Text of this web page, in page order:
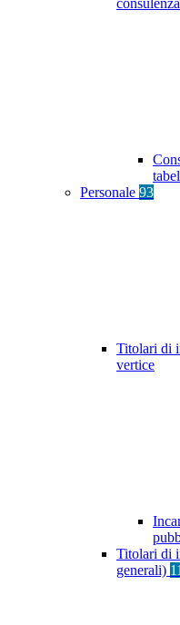
consulenza
Personale 93
Titolari di
vertice
Titolari di
generali) 11